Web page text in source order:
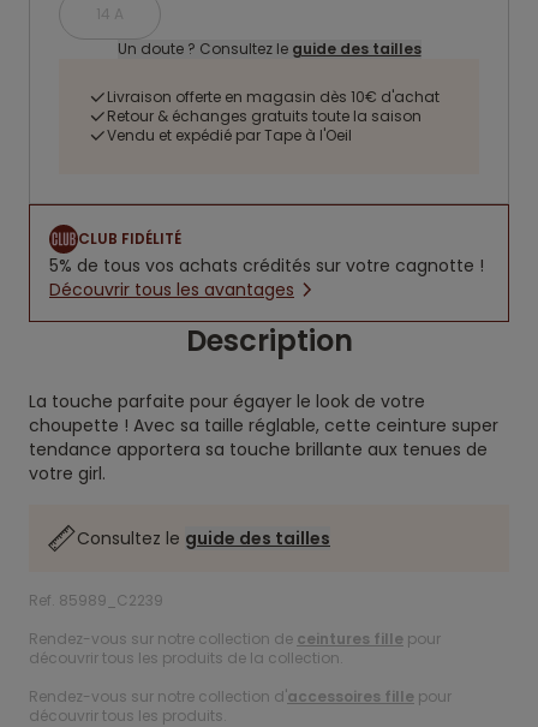
14 A
Un doute ? Consultez le guide des tailles
Livraison offerte en magasin dès 10€ d'achat
Retour & échanges gratuits toute la saison
Vendu et expédié par Tape à l'Oeil
CLUB FIDÉLITÉ
5% de tous vos achats crédités sur votre cagnotte !
Découvrir tous les avantages
Description
La touche parfaite pour égayer le look de votre
choupette ! Avec sa taille réglable, cette ceinture super
tendance apportera sa touche brillante aux tenues de
votre girl.
Consultez le guide des tailles
Ref. 85989_C2239
Rendez-vous sur notre collection de ceintures fille pour
découvrir tous les produits de la collection.
Rendez-vous sur notre collection d'accessoires fille pour
découvrir tous les produits.